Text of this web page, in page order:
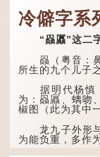
大也。俗读夿，
语有曰『一个
夿』。」
「夿」形​​容大
银钱大夿夿」，
数量之大了。
万蚊」，就是说
笔大数目了。...
冷僻字系
“赑屭”这二字
赑（粤音：鼻
所生的九个
据明代杨慎《
为：赑屭、螭吻
椒图（此为其中
龙九子外形与
为能负重，多作